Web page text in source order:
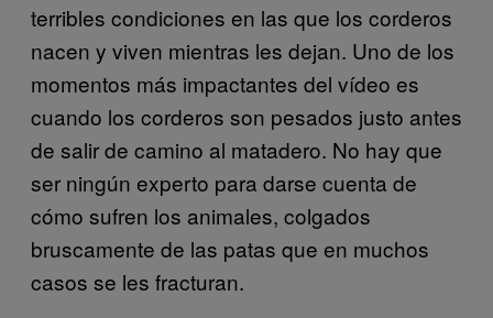
terribles condiciones en las que los corderos
nacen y viven mientras les dejan. Uno de los
momentos más impactantes del vídeo es
cuando los corderos son pesados justo antes
de salir de camino al matadero. No hay que
ser ningún experto para darse cuenta de
cómo sufren los animales, colgados
bruscamente de las patas que en muchos
casos se les fracturan.